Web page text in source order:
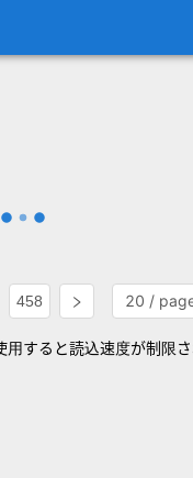
458 20 /
すると読込速度が制限さ